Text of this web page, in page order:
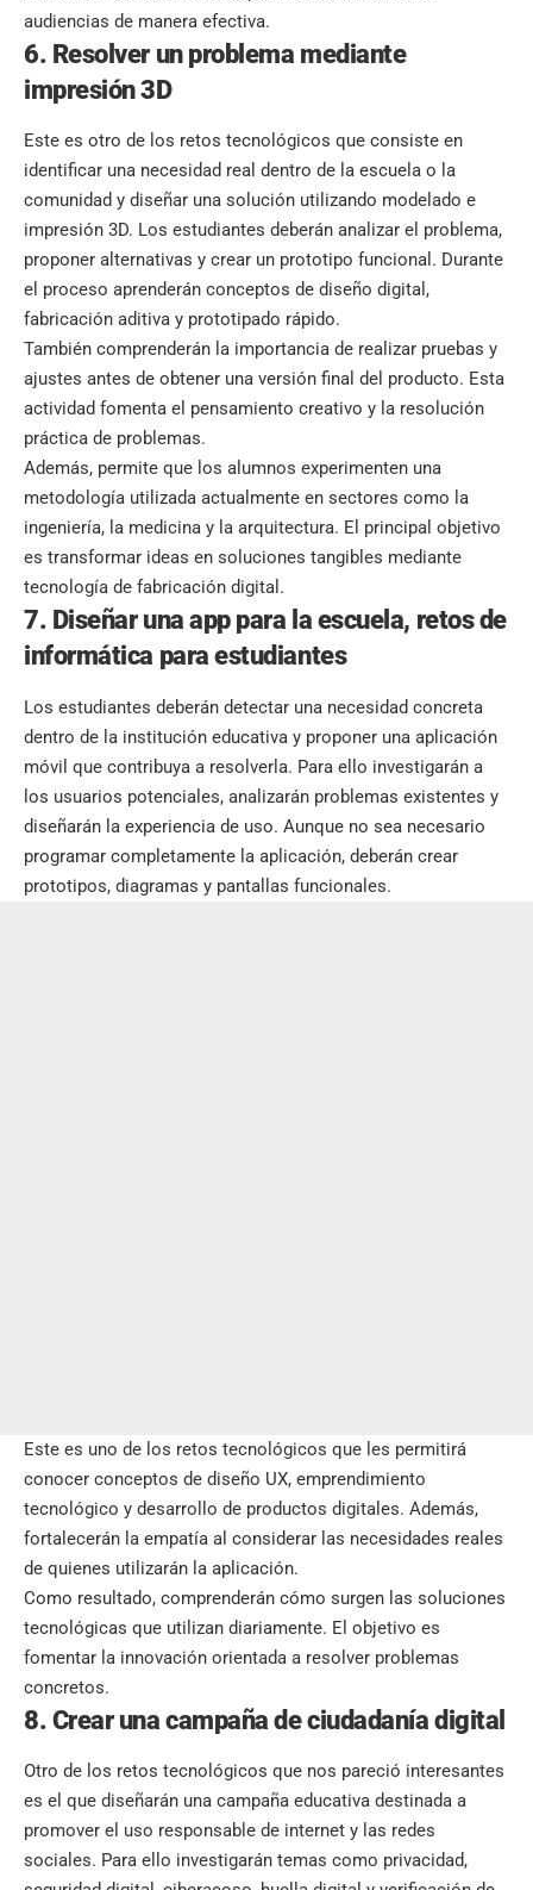
audiencias de manera efectiva.
6. Resolver un problema mediante
impresión 3D
Este es otro de los retos tecnológicos que consiste en
identificar una necesidad real dentro de la escuela o la
comunidad y diseñar una solución utilizando modelado e
impresión 3D. Los estudiantes deberán analizar el problema,
proponer alternativas y crear un prototipo funcional. Durante
el proceso aprenderán conceptos de diseño digital,
fabricación aditiva y prototipado rápido.
También comprenderán la importancia de realizar pruebas y
ajustes antes de obtener una versión final del producto. Esta
actividad fomenta el pensamiento creativo y la resolución
práctica de problemas.
Además, permite que los alumnos experimenten una
metodología utilizada actualmente en sectores como la
ingeniería, la medicina y la arquitectura. El principal objetivo
es transformar ideas en soluciones tangibles mediante
tecnología de fabricación digital.
7. Diseñar una app para la escuela, retos de
informática para estudiantes
Los estudiantes deberán detectar una necesidad concreta
dentro de la institución educativa y proponer una aplicación
móvil que contribuya a resolverla. Para ello investigarán a
los usuarios potenciales, analizarán problemas existentes y
diseñarán la experiencia de uso. Aunque no sea necesario
programar completamente la aplicación, deberán crear
prototipos, diagramas y pantallas funcionales.
Este es uno de los retos tecnológicos que les permitirá
conocer conceptos de diseño UX, emprendimiento
tecnológico y desarrollo de productos digitales. Además,
fortalecerán la empatía al considerar las necesidades reales
de quienes utilizarán la aplicación.
Como resultado, comprenderán cómo surgen las soluciones
tecnológicas que utilizan diariamente. El objetivo es
fomentar la innovación orientada a resolver problemas
concretos.
8. Crear una campaña de ciudadanía digital
Otro de los retos tecnológicos que nos pareció interesantes
es el que diseñarán una campaña educativa destinada a
promover el uso responsable de internet y las redes
sociales. Para ello investigarán temas como privacidad,